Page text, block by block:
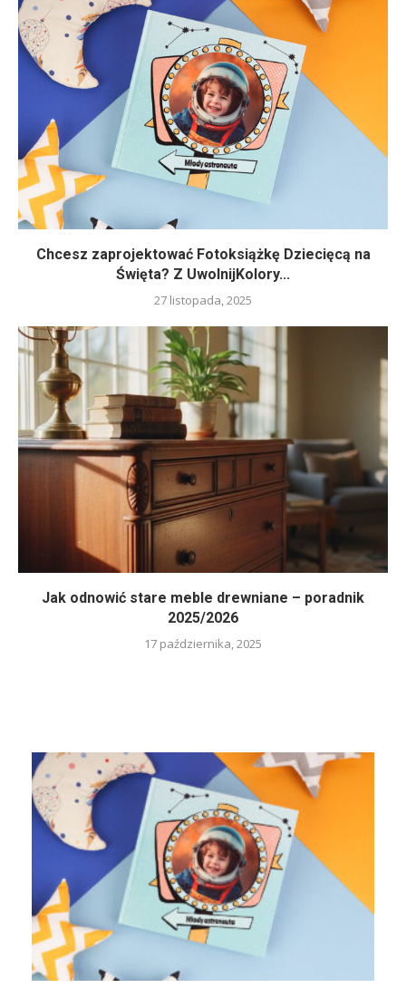
Chcesz zaprojektować Fotoksiążkę Dziecięcą na
Święta? Z UwolnijKolory...
27 listopada, 2025
Jak odnowić stare meble drewniane – poradnik
2025/2026
17 października, 2025